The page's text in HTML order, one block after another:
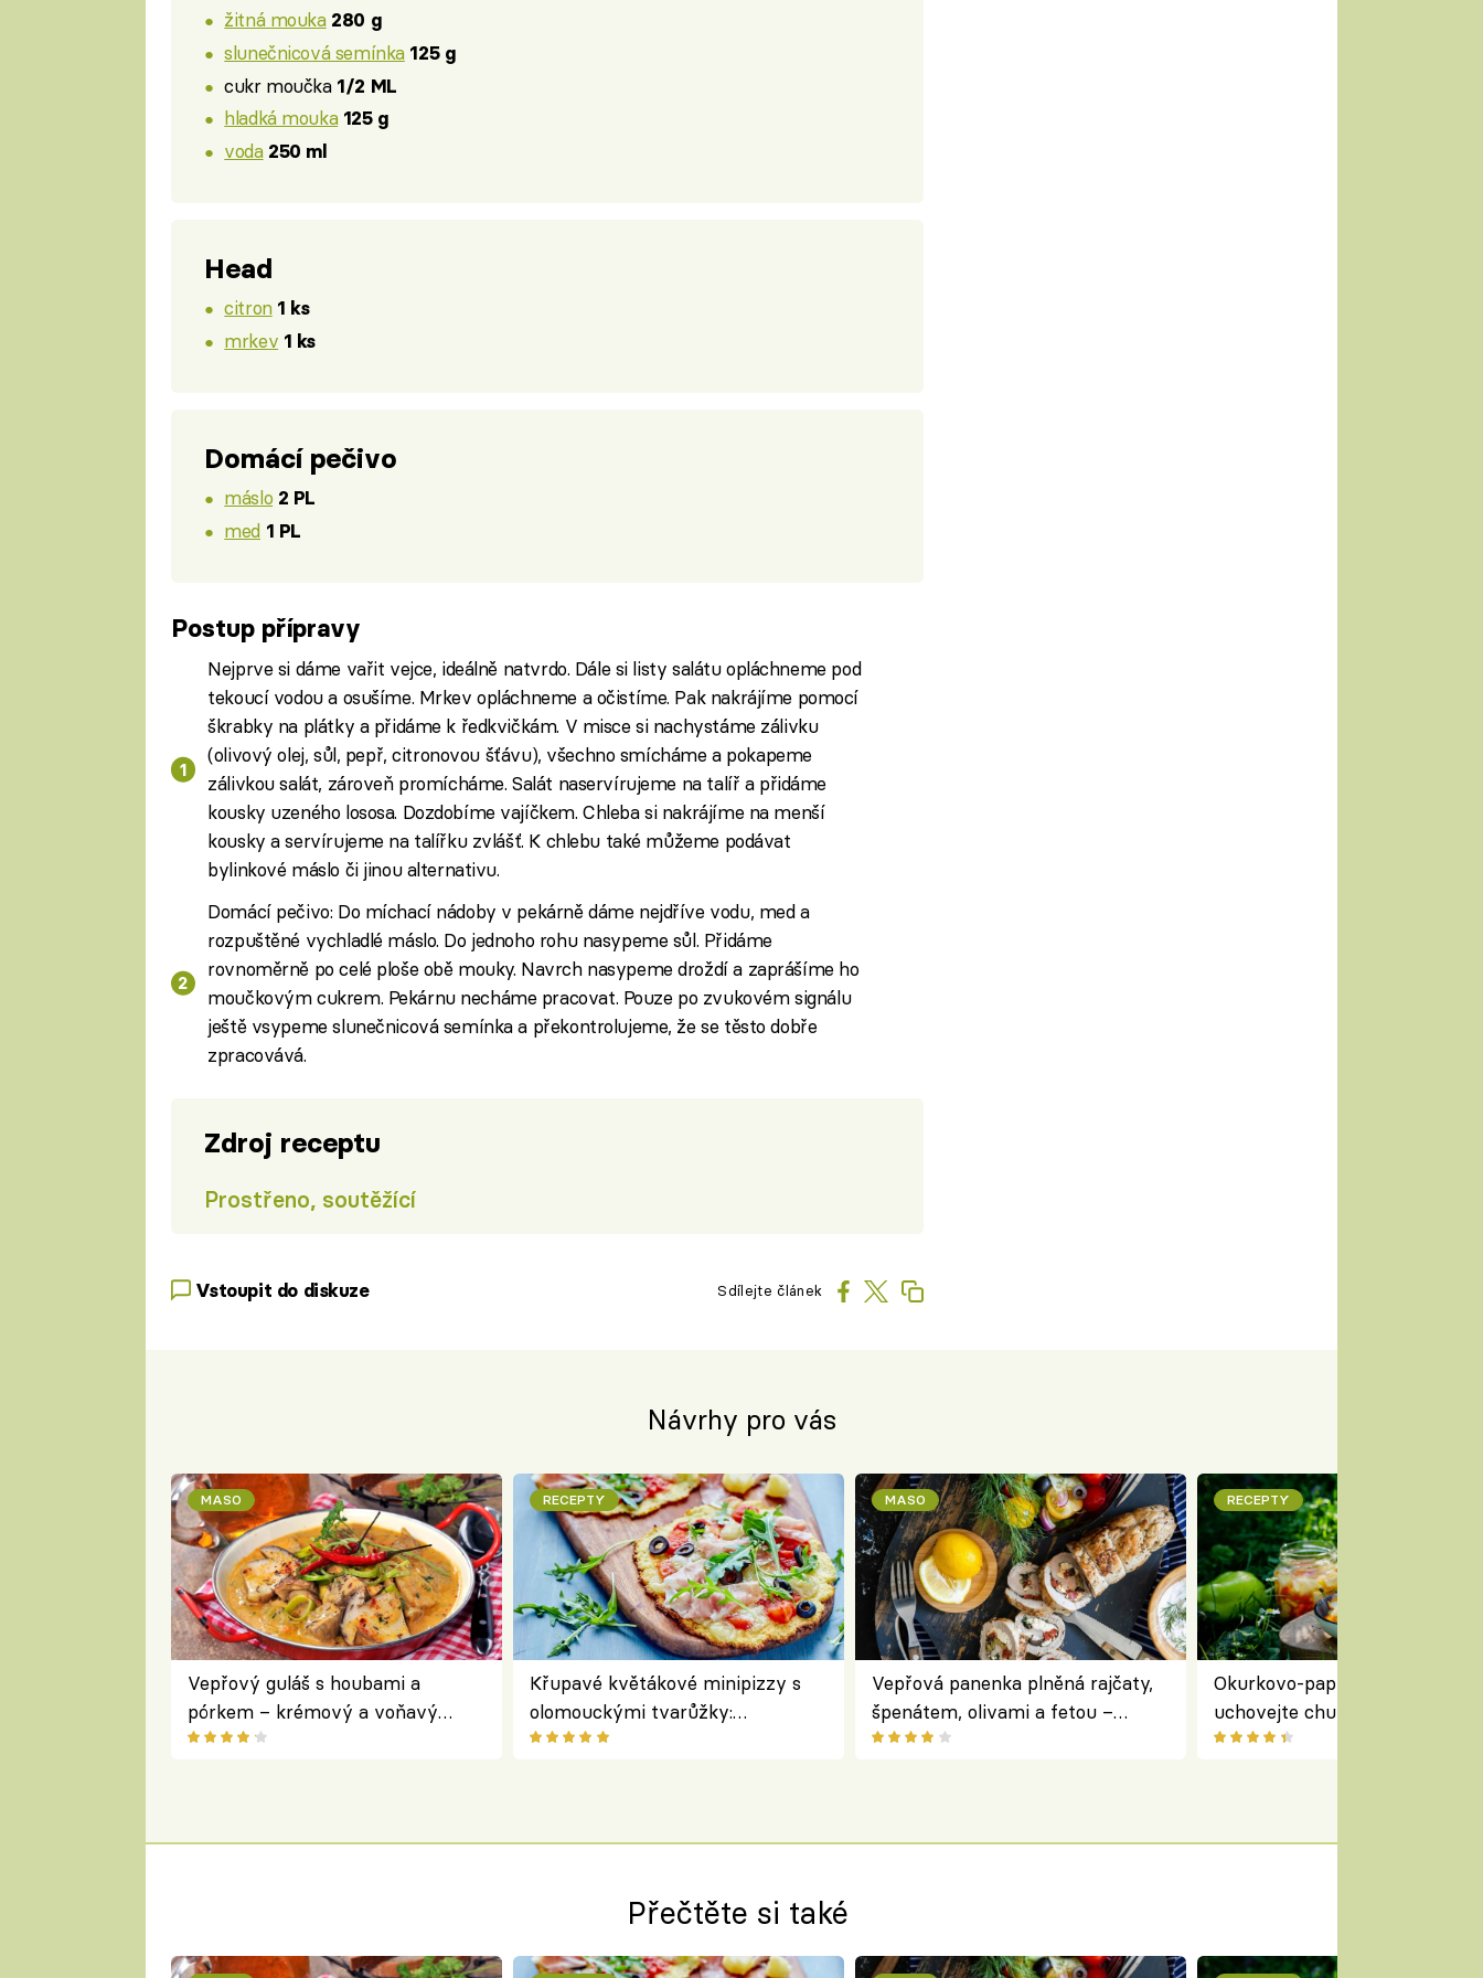
žitná mouka 280 g
slunečnicová semínka 125 g
cukr moučka 1/2 ML
hladká mouka 125 g
voda 250 ml
Head
citron 1 ks
mrkev 1 ks
Domácí pečivo
máslo 2 PL
med 1 PL
Postup přípravy
Nejprve si dáme vařit vejce, ideálně natvrdo. Dále si listy salátu opláchneme pod
tekoucí vodou a osušíme. Mrkev opláchneme a očistíme. Pak nakrájíme pomocí
škrabky na plátky a přidáme k ředkvičkám. V misce si nachystáme zálivku
(olivový olej, sůl, pepř, citronovou šťávu), všechno smícháme a pokapeme
zálivkou salát, zároveň promícháme. Salát naservírujeme na talíř a přidáme
kousky uzeného lososa. Dozdobíme vajíčkem. Chleba si nakrájíme na menší
kousky a servírujeme na talířku zvlášť. K chlebu také můžeme podávat
bylinkové máslo či jinou alternativu.
Domácí pečivo: Do míchací nádoby v pekárně dáme nejdříve vodu, med a
rozpuštěné vychladlé máslo. Do jednoho rohu nasypeme sůl. Přidáme
rovnoměrně po celé ploše obě mouky. Navrch nasypeme droždí a zaprášíme ho
moučkovým cukrem. Pekárnu necháme pracovat. Pouze po zvukovém signálu
ještě vsypeme slunečnicová semínka a překontrolujeme, že se těsto dobře
zpracovává.
Zdroj receptu
Prostřeno, soutěžící
Vstoupit do diskuze Sdílejte článek
Návrhy pro vás
MASO
Vepřový guláš s houbami a
pórkem – krémový a voňavý
pokrm z jednoho hrnce
RECEPTY
Křupavé květákové minipizzy s
olomouckými tvarůžky:
bezlepkový oběd s typicky
MASO
Vepřová panenka plněná rajčaty,
špenátem, olivami a fetou –
perfektní středomořský recept na
RECEPTY
Okurkovo-papriková čalamáda
uchovejte chuť letní zeleniny
zimu
Přečtěte si také